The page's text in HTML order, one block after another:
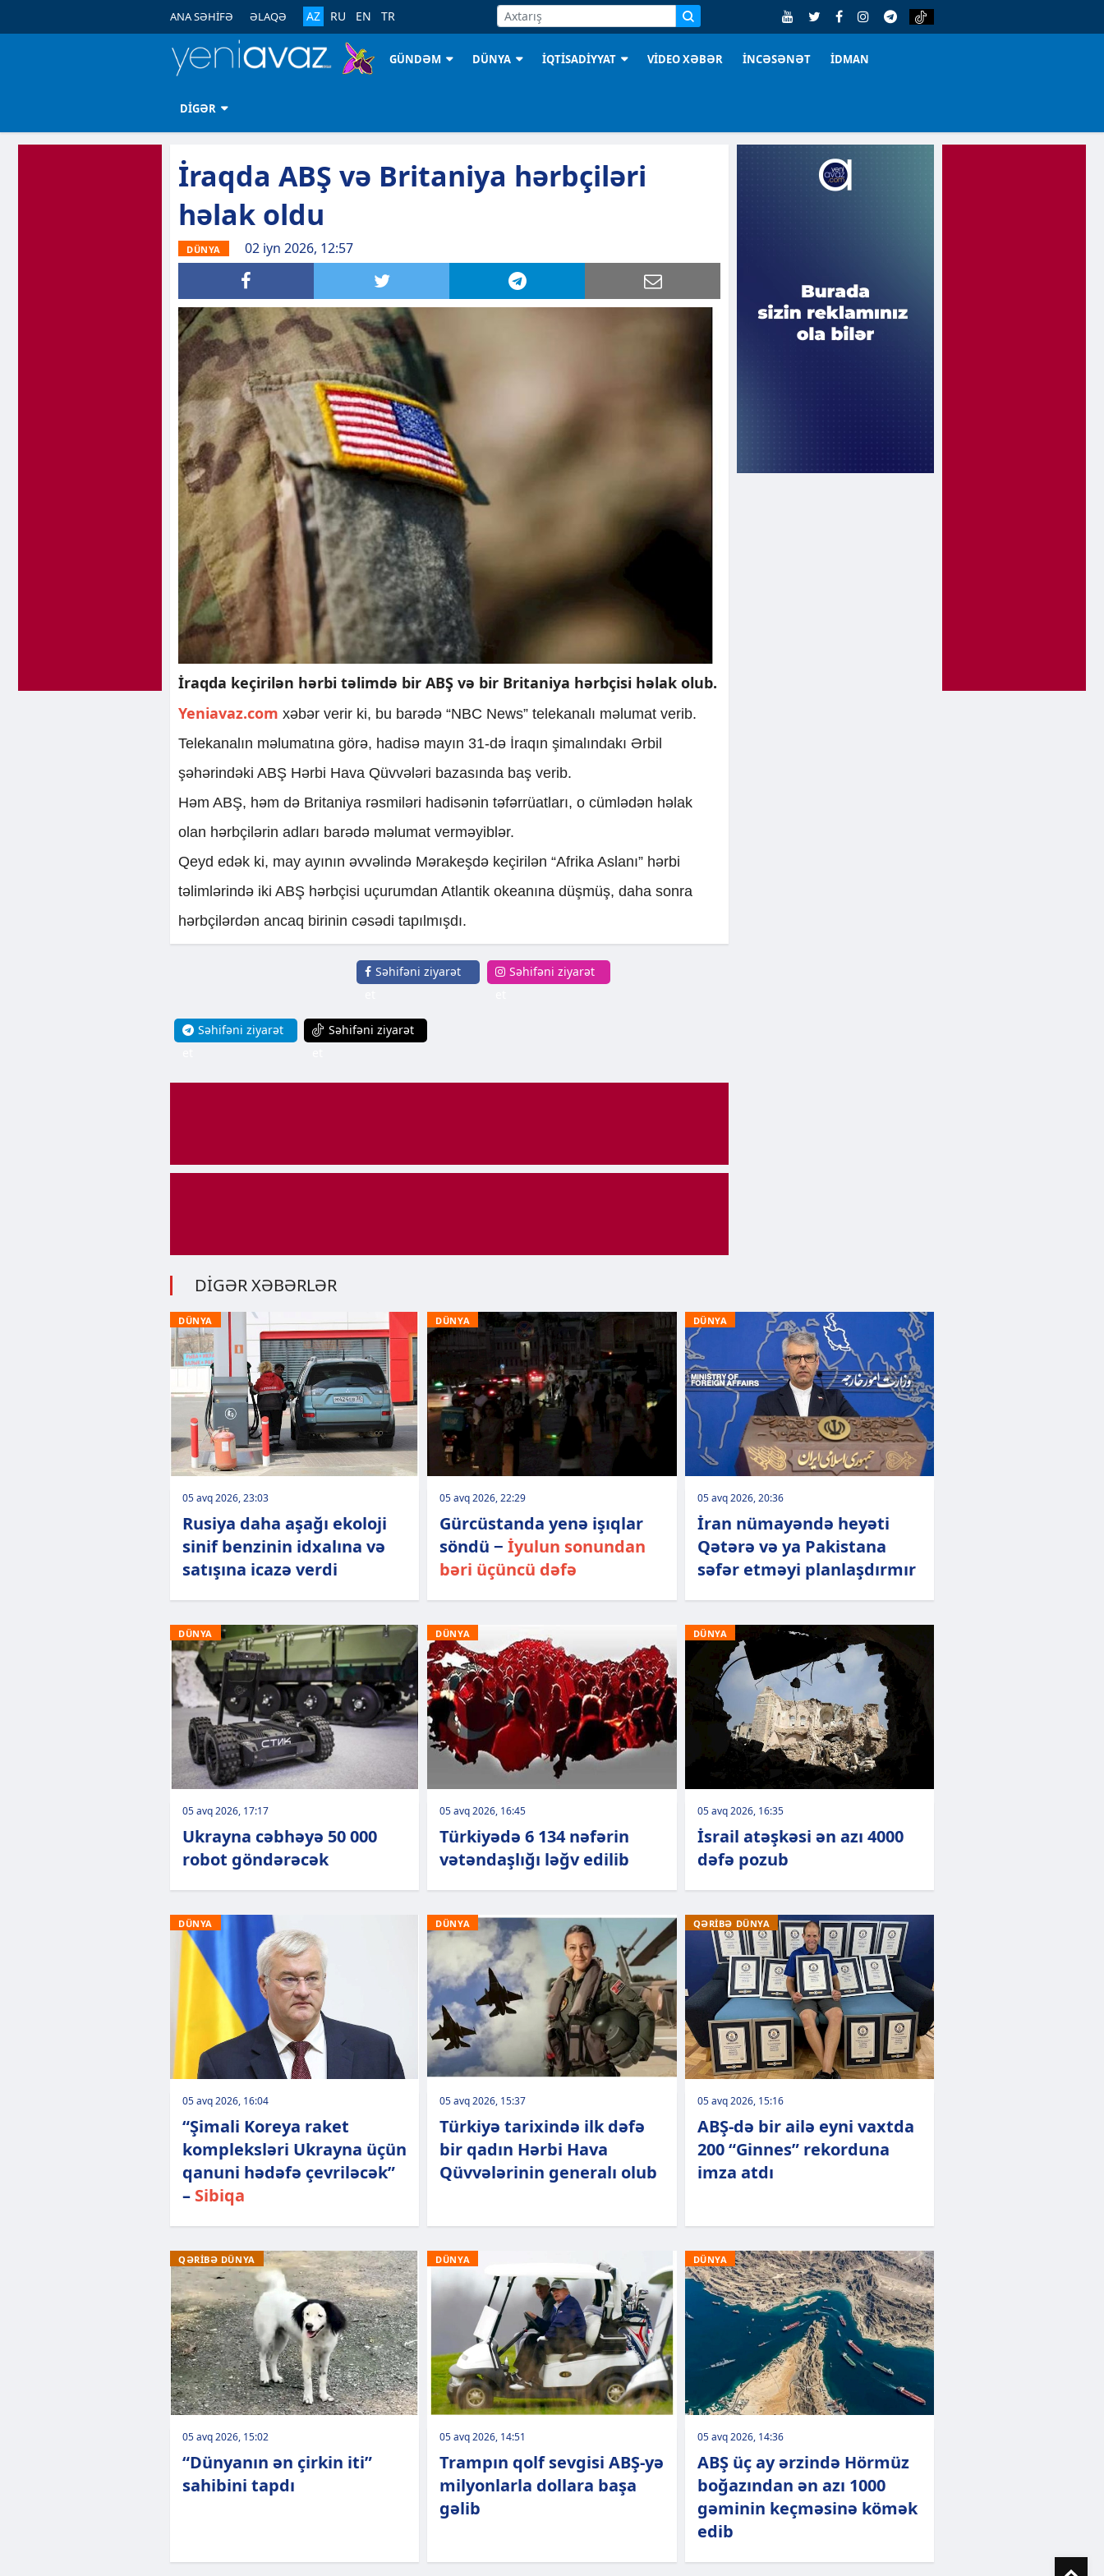
ANA SƏHİFƏ ƏLAQƏ AZ RU EN TR
GÜNDƏM DÜNYA İQTİSADİYYAT VİDEO XƏBƏR İNCƏSƏNƏT İDMAN
DİGƏR
İraqda ABŞ və Britaniya hərbçiləri
həlak oldu
DÜNYA 02 iyn 2026, 12:57
İraqda keçirilən hərbi təlimdə bir ABŞ və bir Britaniya hərbçisi həlak olub.
Yeniavaz.com xəbər verir ki, bu barədə “NBC News” telekanalı məlumat verib.
Telekanalın məlumatına görə, hadisə mayın 31-də İraqın şimalındakı Ərbil
şəhərindəki ABŞ Hərbi Hava Qüvvələri bazasında baş verib.
Həm ABŞ, həm də Britaniya rəsmiləri hadisənin təfərrüatları, o cümlədən həlak
olan hərbçilərin adları barədə məlumat verməyiblər.
Qeyd edək ki, may ayının əvvəlində Mərakeşdə keçirilən “Afrika Aslanı” hərbi
təlimlərində iki ABŞ hərbçisi uçurumdan Atlantik okeanına düşmüş, daha sonra
hərbçilərdən ancaq birinin cəsədi tapılmışdı.
Səhifəni ziyarət
Səhifəni ziyarət
Səhifəni ziyarət
Səhifəni ziyarət
DİGƏR XƏBƏRLƏR
DÜNYA
05 avq 2026, 23:03
Rusiya daha aşağı ekoloji
sinif benzinin idxalına və
satışına icazə verdi
DÜNYA
05 avq 2026, 22:29
Gürcüstanda yenə işıqlar
söndü − İyulun sonundan
bəri üçüncü dəfə
DÜNYA
05 avq 2026, 20:36
İran nümayəndə heyəti
Qətərə və ya Pakistana
səfər etməyi planlaşdırmır
DÜNYA
05 avq 2026, 17:17
Ukrayna cəbhəyə 50 000
robot göndərəcək
DÜNYA
05 avq 2026, 16:45
Türkiyədə 6 134 nəfərin
vətəndaşlığı ləğv edilib
DÜNYA
05 avq 2026, 16:35
İsrail atəşkəsi ən azı 4000
dəfə pozub
DÜNYA
05 avq 2026, 16:04
“Şimali Koreya raket
kompleksləri Ukrayna üçün
qanuni hədəfə çevriləcək”
– Sibiqa
DÜNYA
05 avq 2026, 15:37
Türkiyə tarixində ilk dəfə
bir qadın Hərbi Hava
Qüvvələrinin generalı olub
QƏRİBƏ DÜNYA
05 avq 2026, 15:16
ABŞ-də bir ailə eyni vaxtda
200 “Ginnes” rekorduna
imza atdı
QƏRİBƏ DÜNYA
05 avq 2026, 15:02
“Dünyanın ən çirkin iti”
sahibini tapdı
DÜNYA
05 avq 2026, 14:51
Trampın qolf sevgisi ABŞ-yə
milyonlarla dollara başa
gəlib
DÜNYA
05 avq 2026, 14:36
ABŞ üç ay ərzində Hörmüz
boğazından ən azı 1000
gəminin keçməsinə kömək
edib